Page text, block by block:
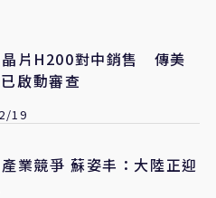
片H200對中銷售 傳美
啟動審查
19
業競爭 蘇姿丰：大陸正迎